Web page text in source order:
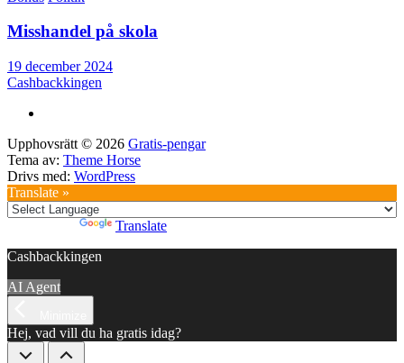
Misshandel på skola
19 december 2024
Cashbackkingen
Upphovsrätt © 2026 Gratis-pengar
Tema av: Theme Horse
Drivs med: WordPress
Translate »
Translate
Cashbackkingen
AI Agent
Hej, vad vill du ha gratis idag?